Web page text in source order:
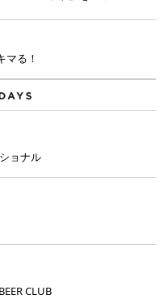
マる！
ョナル
CLUB